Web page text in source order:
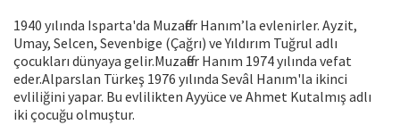
1940 yılında Isparta'da Muzaffer Hanım’la evlenirler. Ayzit,
Umay, Selcen, Sevenbige (Çağrı) ve Yıldırım Tuğrul adlı
çocukları dünyaya gelir.Muzaffer Hanım 1974 yılında vefat
eder.Alparslan Türkeş 1976 yılında Sevâl Hanım'la ikinci
evliliğini yapar. Bu evlilikten Ayyüce ve Ahmet Kutalmış adlı
iki çocuğu olmuştur.